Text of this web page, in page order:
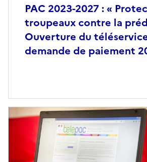
PAC 2023-2027 : «
troupeaux contre la
Ouverture du
demande de paiement